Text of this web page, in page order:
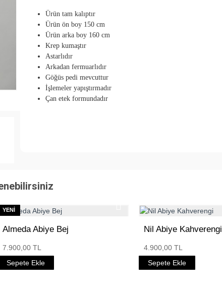
Ürün tam kalıptır
Ürün ön boy 150 cm
Ürün arka boy 160 cm
Krep kumaştır
Astarlıdır
Arkadan fermuarlıdır
Göğüs pedi mevcuttur
İşlemeler yapıştırmadır
Çan etek formundadır
YENI
Almeda Abiye Bej
7.900,00 TL
Sepete Ekle
Nil Abiye Kahverengi
4.900,00 TL
Sepete Ekle